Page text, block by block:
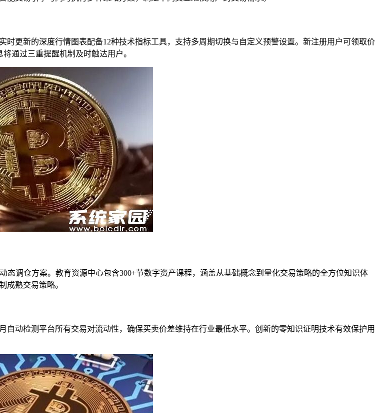
更新的深度行情图表配备12种技术指标工具，支持多周期切换与自定义预警设置。新注册用户可领取价
通过三重提醒机制及时触达用户。
调仓方案。教育资源中心包含300+节数字资产课程，涵盖从基础概念到量化交易策略的全方位知识体
成熟交易策略。
动检测平台所有交易对流动性，确保买卖价差维持在行业最低水平。创新的零知识证明技术有效保护用